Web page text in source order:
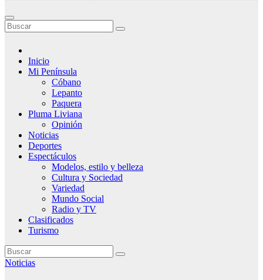
Inicio
Mi Península
Cóbano
Lepanto
Paquera
Pluma Liviana
Opinión
Noticias
Deportes
Espectáculos
Modelos, estilo y belleza
Cultura y Sociedad
Variedad
Mundo Social
Radio y TV
Clasificados
Turismo
Noticias